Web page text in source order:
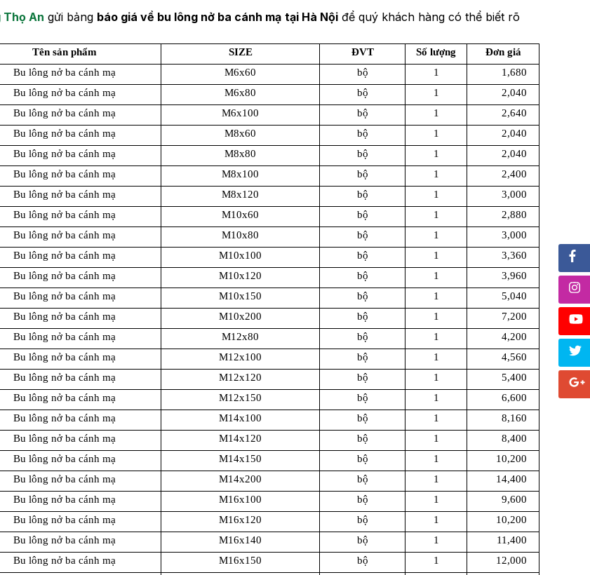
Thọ An gửi bảng báo giá về bu lông nở ba cánh mạ tại Hà Nội để quý khách hàng có thể biết rõ
Tên sản phẩm SIZE ĐVT Số lượng
Đơn giá
Bu lông nở ba cánh mạ M6x60 bộ 1
1,680
Bu lông nở ba cánh mạ M6x80 bộ 1
2,040
Bu lông nở ba cánh mạ M6x100 bộ 1
2,640
Bu lông nở ba cánh mạ M8x60 bộ 1
2,040
Bu lông nở ba cánh mạ M8x80 bộ 1
2,040
Bu lông nở ba cánh mạ M8x100 bộ 1
2,400
Bu lông nở ba cánh mạ M8x120 bộ 1
3,000
Bu lông nở ba cánh mạ M10x60 bộ 1
2,880
Bu lông nở ba cánh mạ M10x80 bộ 1
3,000
Bu lông nở ba cánh mạ M10x100 bộ 1
3,360
Bu lông nở ba cánh mạ M10x120 bộ 1
3,960
Bu lông nở ba cánh mạ M10x150 bộ 1
5,040
Bu lông nở ba cánh mạ M10x200 bộ 1
7,200
Bu lông nở ba cánh mạ M12x80 bộ 1
4,200
Bu lông nở ba cánh mạ M12x100 bộ 1
4,560
Bu lông nở ba cánh mạ M12x120 bộ 1
5,400
Bu lông nở ba cánh mạ M12x150 bộ 1
6,600
Bu lông nở ba cánh mạ M14x100 bộ 1
8,160
Bu lông nở ba cánh mạ M14x120 bộ 1
8,400
Bu lông nở ba cánh mạ M14x150 bộ 1
10,200
Bu lông nở ba cánh mạ M14x200 bộ 1
14,400
Bu lông nở ba cánh mạ M16x100 bộ 1
9,600
Bu lông nở ba cánh mạ M16x120 bộ 1
10,200
Bu lông nở ba cánh mạ M16x140 bộ 1
11,400
Bu lông nở ba cánh mạ M16x150 bộ 1
12,000